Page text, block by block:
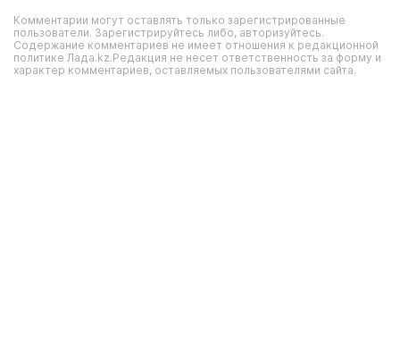
Комментарии могут оставлять только зарегистрированные
пользователи. Зарегистрируйтесь либо, авторизуйтесь.
Содержание комментариев не имеет отношения к редакционной
политике Лада.kz.Редакция не несет ответственность за форму и
характер комментариев, оставляемых пользователями сайта.